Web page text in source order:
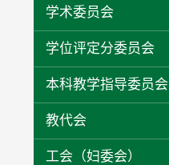
学术委员会
学位评定分委员会
本科教学指导委员会
教代会
工会（妇委会）